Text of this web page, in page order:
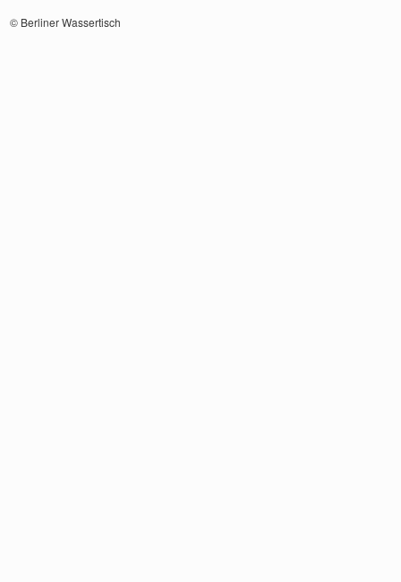
© Berliner Wassertisch